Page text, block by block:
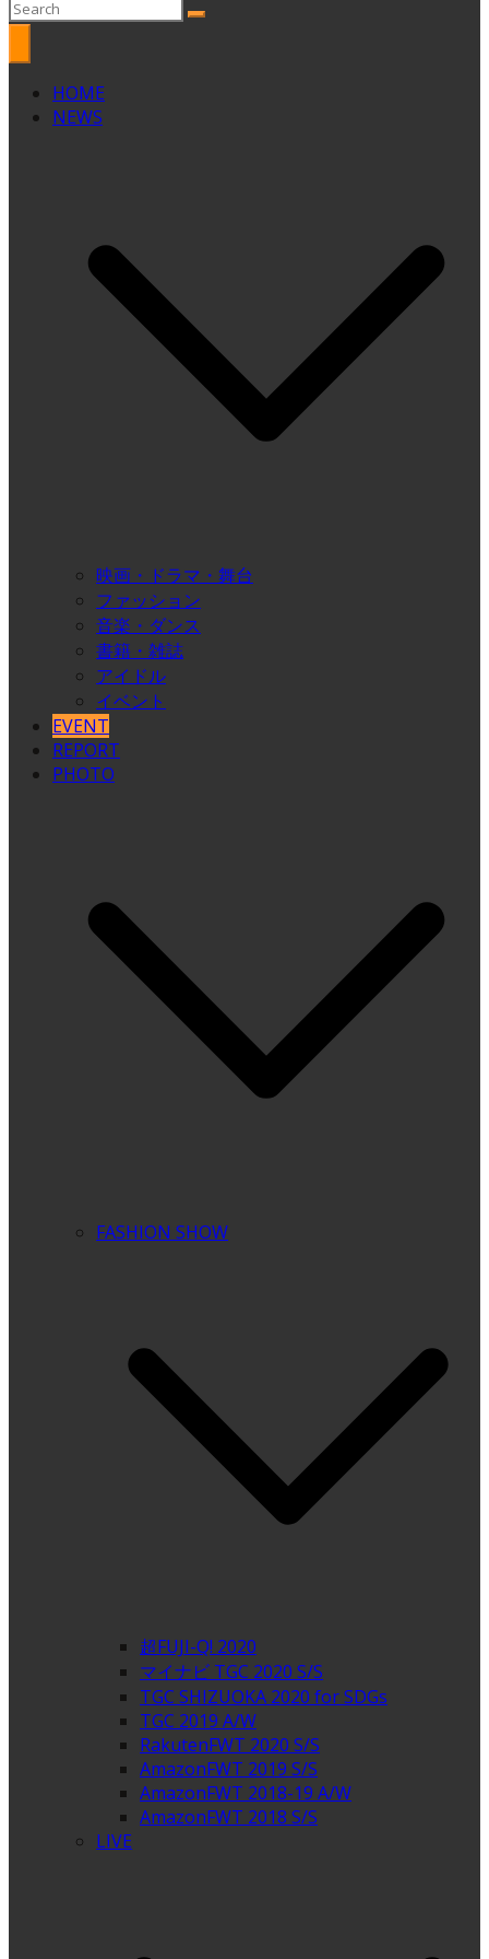
HOME
NEWS
映画・ドラマ・舞台
ファッション
音楽・ダンス
書籍・雑誌
アイドル
イベント
EVENT
REPORT
PHOTO
FASHION SHOW
超FUJI-Q! 2020
マイナビ TGC 2020 S/S
TGC SHIZUOKA 2020 for SDGs
TGC 2019 A/W
RakutenFWT 2020 S/S
AmazonFWT 2019 S/S
AmazonFWT 2018-19 A/W
AmazonFWT 2018 S/S
LIVE